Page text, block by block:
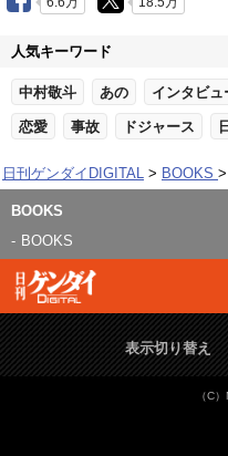
人気キーワード
中村敬斗 あの インタビュ
恋愛 事故 ドジャース
日刊ゲンダイDIGITAL BOOKS
BOOKS
BOOKS
表示切り替え
（C